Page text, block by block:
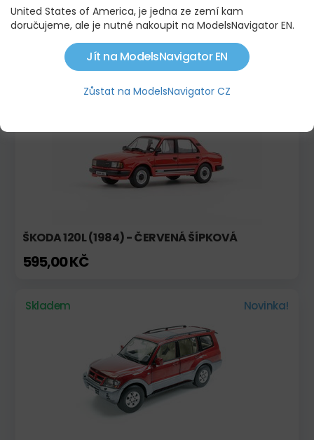
ŠKODA OCTAVIA II (2004) ZELENÁ NATUR
METALÍZA
395,00 KČ
ŠKODA 120L (1984) - ČERVENÁ ŠÍPKOVÁ
595,00 KČ
Skladem Novinka!
United States of America, je jedna ze zemí kam
doručujeme, ale je nutné nakoupit na ModelsNavigator EN.
Jít na ModelsNavigator EN
Zůstat na ModelsNavigator CZ